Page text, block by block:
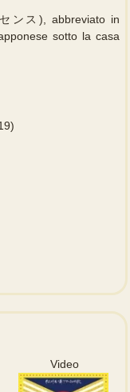
ンス), abbreviato in
sotto la casa
Video